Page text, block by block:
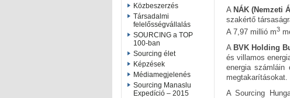
Közbeszerzés
Társadalmi
felelősségvállalás
SOURCING a TOP
100-ban
Sourcing élet
Képzések
Médiamegjelenés
Sourcing Manaslu
Expedíció – 2015
ANÁK (Nemzeti
szakértő
A 7,97 millió m3
A BVK Holding
és villamos
energia
megtakarításokat.
A Sourcing